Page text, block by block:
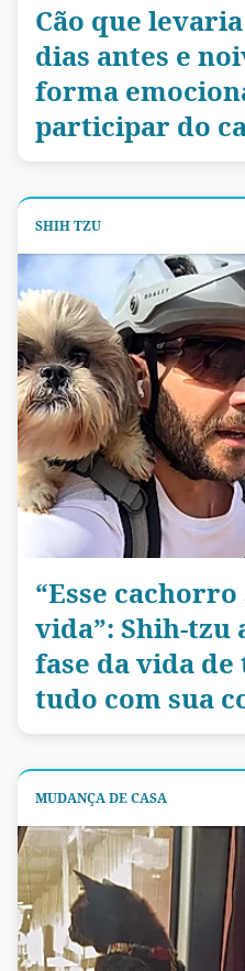
Cão que
dias antes e
forma
participar do
SHIH TZU
“Esse
vida”: Shih-tzu
fase da vida
tudo com sua
MUDANÇA DE CASA